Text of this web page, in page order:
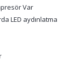
Var
LED aydınlatma